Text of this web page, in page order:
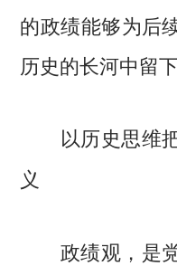
的政绩能够为后
历史的长河中留
以历史思维把
义
政绩观，是党